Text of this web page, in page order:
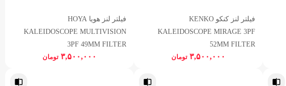
فیلتر لنز کنکو KENKO
KALEIDOSCOPE MIRAGE 3PF
52MM FILTER
۳,۵۰۰,۰۰۰ تومان
فیلتر لنز هویا HOYA
KALEIDOSCOPE MULTIVISION
3PF 49MM FILTER
۳,۵۰۰,۰۰۰ تومان